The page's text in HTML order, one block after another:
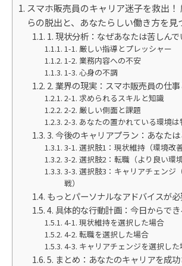
スマホ販売員のキャリア迷子を救出！
らの脱出と、あなたらしい働き方を見
1. 現状分析：なぜあなたは苦しんで
1-1. 厳しい指導とプレッシャー
1-2. 業務内容への不安
1-3. 心身の不調
2. 業界の現実：スマホ販売員の仕事
2-1. 求められるスキルと知識
2-2. 厳しい側面と課題
2-3. あなたの置かれている環境は
3. 今後のキャリアプラン：あなた
3-1. 選択肢1：現状維持（環境改
3-2. 選択肢2：転職（より良い環
3-3. 選択肢3：キャリアチェンジ
戦）
もっとパーソナルなアドバイスが
4. 具体的な行動計画：今日からでき
4-1. 現状維持を選択した場合
4-2. 転職を選択した場合
4-3. キャリアチェンジを選択した
5. まとめ：あなたのキャリアを成